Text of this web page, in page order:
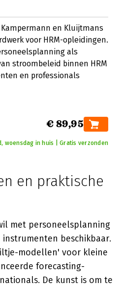
Kampermann en Kluijtmans
voor HRM-opleidingen.
als
stroombeleid binnen HRM
en professionals
€ 89,95
woensdag in huis | Gratis verzonden
en praktische
met personeelsplanning
beschikbaar.
modellen' voor kleine
forecasting-
De kunst is om te